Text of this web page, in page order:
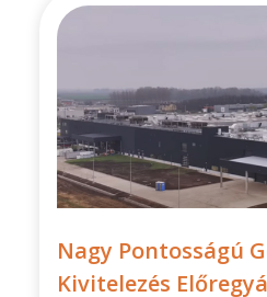
Nagy Pontosságú
Kivitelezés